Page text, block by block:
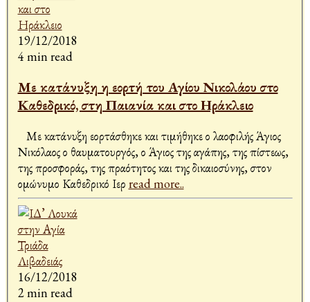
19/12/2018
4 min read
Με κατάνυξη η εορτή του Αγίου Νικολάου στο
Καθεδρικό, στη Παιανία και στο Ηράκλειο
Με κατάνυξη εορτάσθηκε και τιμήθηκε ο λαοφιλής Άγιος
Νικόλαος ο θαυματουργός, ο Άγιος της αγάπης, της πίστεως,
της προσφοράς, της πραότητος και της δικαιοσύνης, στον
ομώνυμο Καθεδρικό Ιερ read more..
16/12/2018
2 min read